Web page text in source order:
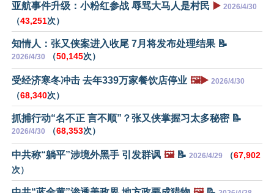
亚航事件升级：小粉红参战 辱骂大马人是村民 ▶️ 2026/4/30
（43,251次）
知情人：张又侠案进入收尾 7月将发布处理结果 📝
2026/4/30 （50,145次）
受经济寒冬冲击 去年339万家餐饮店停业 🖼️▶️ 2026/4/30
（68,340次）
抓捕行动“名不正 言不顺”？张又侠掌握习太多秘密 📝
2026/4/30 （68,353次）
中共称“躺平”涉境外黑手 引发群讽 🖼️📝 2026/4/29 （67,902
次）